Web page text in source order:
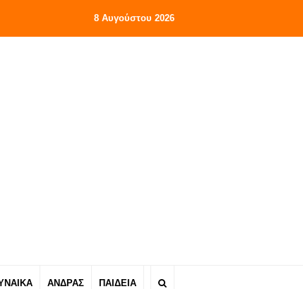
8 Αυγούστου 2026
ΑΝΔΡΑΣ ΠΑΙΔΕΙΑ